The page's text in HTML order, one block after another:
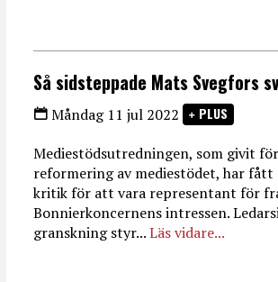
Så sidsteppade Mats Svegfors
Måndag 11 jul 2022 PLUS
Mediestödsutredningen, som givit
reformering av mediestödet, har
kritik för att vara representant för
Bonnierkoncernens intressen.
granskning styr...Läs vidare...